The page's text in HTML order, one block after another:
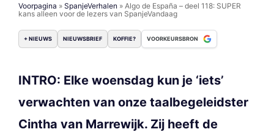
Voorpagina » SpanjeVerhalen » Algo de España – deel 118: SUPER
kans alleen voor de lezers van SpanjeVandaag
+ NIEUWS NIEUWSBRIEF KOFFIE? VOORKEURSBRON
INTRO: Elke woensdag kun je ‘iets’
verwachten van onze taalbegeleidster
Cintha van Marrewijk. Zij heeft de